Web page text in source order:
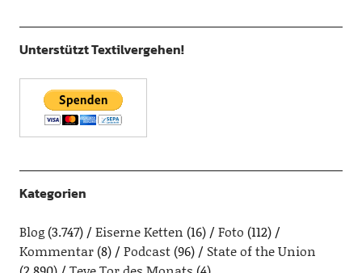
Unterstützt Textilvergehen!
Kategorien
Blog(3.747) Eiserne Ketten (16) Foto (112)
Kommentar(8) Podcast(96)
State of the Union